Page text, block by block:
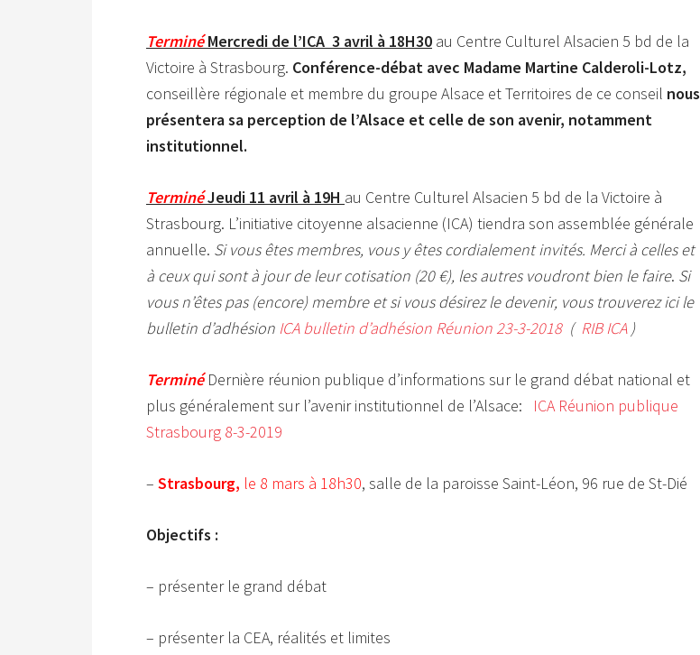
TerminéMercredi de l’ICA 3 avril à 18H30 au Centre Culturel Alsacien 5 bd de la
Victoire à Strasbourg. Conférence-débat avec Madame Martine Calderoli-Lotz,
conseillère régionale et membre du groupe Alsace et Territoires de ce conseil nous
présentera sa perception de l’Alsace et celle de son avenir, notamment
institutionnel.
TerminéJeudi 11 avril à 19H au Centre Culturel Alsacien 5 bd de la Victoire à
Strasbourg. L’initiative citoyenne alsacienne (ICA) tiendra son assemblée générale
annuelle. Si vous êtes membres, vous y êtes cordialement invités. Merci à celles et
à ceux qui sont à jour de leur cotisation (20 €), les autres voudront bien le faire. Si
vous n’êtes pas (encore) membre et si vous désirez le devenir, vous trouverez ici le
bulletin d’adhésion ICA bulletin d’adhésion Réunion 23-3-2018( RIB ICA)
TerminéDernière réunion publique d’informations sur le grand débat national et
plus généralement sur l’avenir institutionnel de l’Alsace: ICA Réunion publique
Strasbourg 8-3-2019
– Strasbourg, le 8 mars à 18h30, salle de la paroisse Saint-Léon, 96 rue de St-Dié
Objectifs :
– présenter le grand débat
– présenter la CEA, réalités et limites